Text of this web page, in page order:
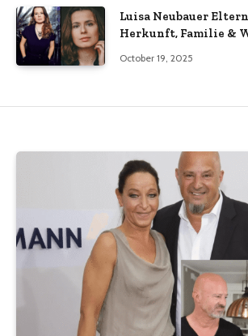
Luisa Neubauer
Herkunft, Familie &
October 19, 2025